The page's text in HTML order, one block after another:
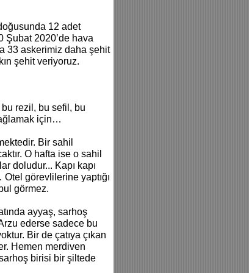
12 adet
Şubat 2020’de hava
33 askerimiz daha şehit
şehit veriyoruz.
rezil, bu sefil, bu
ağlamak için…
Bir sahil
O hafta ise o sahil
doludur... Kapı kapı
görevlilerine yaptığı
görmez.
ayyaş, sarhoş
ederse sadece bu
Bir de çatıya çıkan
Hemen merdiven
birisi bir şiltede